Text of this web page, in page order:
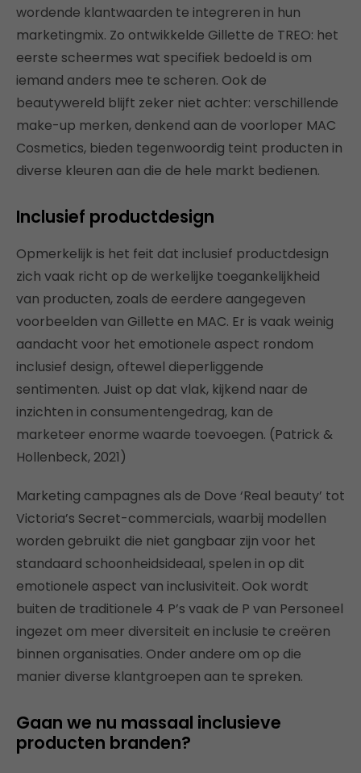
wordende klantwaarden te integreren in hun
marketingmix. Zo ontwikkelde Gillette de TREO: het
eerste scheermes wat specifiek bedoeld is om
iemand anders mee te scheren. Ook de
beautywereld blijft zeker niet achter: verschillende
make-up merken, denkend aan de voorloper MAC
Cosmetics, bieden tegenwoordig teint producten in
diverse kleuren aan die de hele markt bedienen.
Inclusief productdesign
Opmerkelijk is het feit dat inclusief productdesign
zich vaak richt op de werkelijke toegankelijkheid
van producten, zoals de eerdere aangegeven
voorbeelden van Gillette en MAC. Er is vaak weinig
aandacht voor het emotionele aspect rondom
inclusief design, oftewel dieperliggende
sentimenten. Juist op dat vlak, kijkend naar de
inzichten in consumentengedrag, kan de
marketeer enorme waarde toevoegen. (Patrick &
Hollenbeck, 2021)
Marketing campagnes als de Dove ‘Real beauty’ tot
Victoria’s Secret-commercials, waarbij modellen
worden gebruikt die niet gangbaar zijn voor het
standaard schoonheidsideaal, spelen in op dit
emotionele aspect van inclusiviteit. Ook wordt
buiten de traditionele 4 P’s vaak de P van Personeel
ingezet om meer diversiteit en inclusie te creëren
binnen organisaties. Onder andere om op die
manier diverse klantgroepen aan te spreken.
Gaan we nu massaal inclusieve
producten branden?